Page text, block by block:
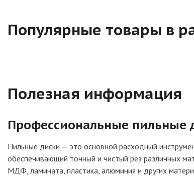
Популярные товары в
Полезная информация
Профессиональные пильные
Пильные диски — это основной расходный
обеспечивающий точный и чистый рез различных
МДФ, ламината, пластика, алюминия и других